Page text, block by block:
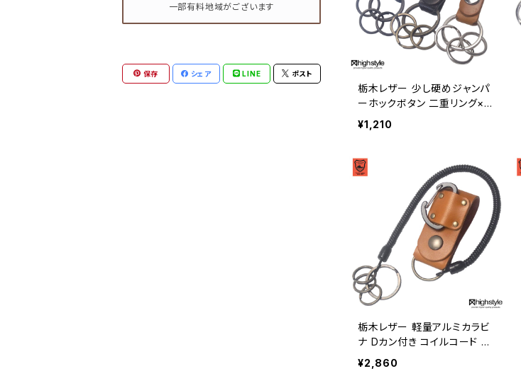
栃木レザー 少し硬めジャンパ
ーホックボタン 二重リング×3
ベルトループキーホルダー hs
-yam-201
¥1,210
栃木レザー 軽量アルミカラビ
ナ Dカン付き コイルコード 二
重リング ベルトループキーホ
ルダー hs-kit-1028
¥2,860
一部有料地域がございます
保存 シェア LINE ポスト